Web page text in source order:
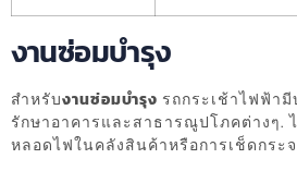
งานซ่อมบำรุง
สำหรับงานซ่อมบำรุง รถกระเช้าไฟฟ้า
รักษาอาคารและสาธารณูปโภคต่างๆ.
หลอดไฟในคลังสินค้าหรือการเช็ดกระ